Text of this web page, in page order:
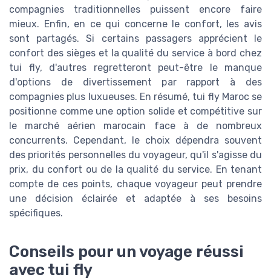
compagnies traditionnelles puissent encore faire
mieux. Enfin, en ce qui concerne le confort, les avis
sont partagés. Si certains passagers apprécient le
confort des sièges et la qualité du service à bord chez
tui fly, d'autres regretteront peut-être le manque
d'options de divertissement par rapport à des
compagnies plus luxueuses. En résumé, tui fly Maroc se
positionne comme une option solide et compétitive sur
le marché aérien marocain face à de nombreux
concurrents. Cependant, le choix dépendra souvent
des priorités personnelles du voyageur, qu'il s'agisse du
prix, du confort ou de la qualité du service. En tenant
compte de ces points, chaque voyageur peut prendre
une décision éclairée et adaptée à ses besoins
spécifiques.
Conseils pour un voyage réussi
avec tui fly